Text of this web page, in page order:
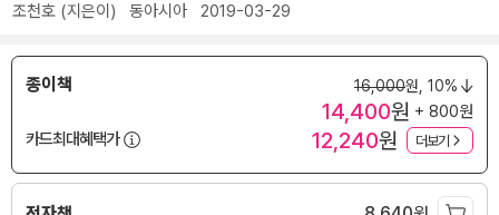
조천호 (지은이) 동아시아 2019-03-29
종이책 16,000원, 10%
14,400원 + 800원
카드최대혜택가
12,240원 더보기